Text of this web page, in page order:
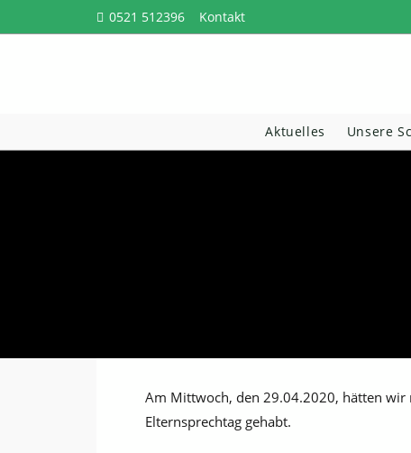
Inhalt
0521 512396 Kontakt
Aktuelles Unsere
Am Mittwoch, den 29.04.2020, hätten wir
Elternsprechtag gehabt.